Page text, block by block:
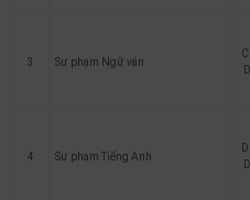
3 Sư phạm Ngữ văn
4 Sư phạm Tiếng Anh